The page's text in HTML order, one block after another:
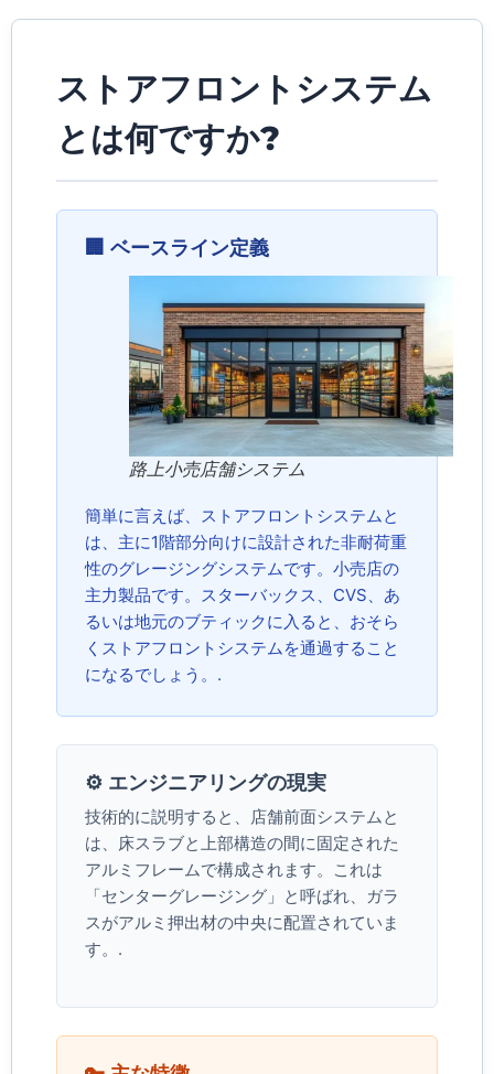
ストアフロントシステム
とは何ですか?
🏢 ベースライン定義
路上小売店舗システム
簡単に言えば、ストアフロントシステムと
は、主に1階部分向けに設計された非耐荷重
性のグレージングシステムです。小売店の
主力製品です。スターバックス、CVS、あ
るいは地元のブティックに入ると、おそら
くストアフロントシステムを通過すること
になるでしょう。.
⚙️ エンジニアリングの現実
技術的に説明すると、店舗前面システムと
は、床スラブと上部構造の間に固定された
アルミフレームで構成されます。これは
「センターグレージング」と呼ばれ、ガラ
スがアルミ押出材の中央に配置されていま
す。.